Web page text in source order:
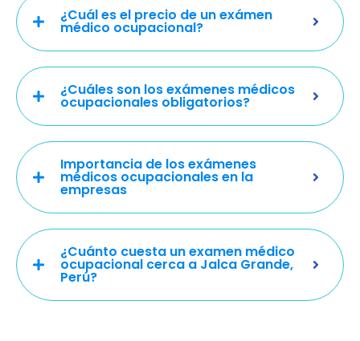
¿Cuál es el precio de un exámen
médico ocupacional?
¿Cuáles son los exámenes médicos
ocupacionales obligatorios?
Importancia de los exámenes
médicos ocupacionales en la
empresas
¿Cuánto cuesta un examen médico
ocupacional cerca a Jalca Grande,
Perú?